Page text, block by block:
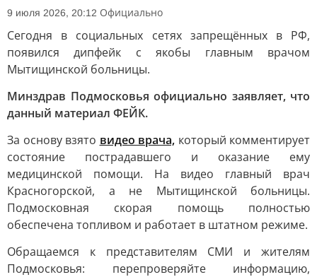
9 июля 2026, 20:12 Официально
Сегодня в социальных сетях запрещённых в РФ,
появился дипфейк с якобы главным врачом
Мытищинской больницы.
Минздрав Подмосковья официально заявляет, что
данный материал ФЕЙК.
За основу взято видео врача, который комментирует
состояние пострадавшего и оказание ему
медицинской помощи. На видео главный врач
Красногорской, а не Мытищинской больницы.
Подмосковная скорая помощь полностью
обеспечена топливом и работает в штатном режиме.
Обращаемся к представителям СМИ и жителям
Подмосковья: перепроверяйте информацию,